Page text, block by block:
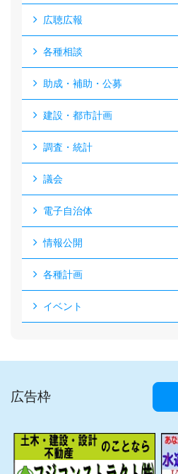
広聴広報
各種相談
助成・補助・公募
建設・都市計画
調査・統計
議会
電子自治体
情報公開
各種計画
イベント
広告枠